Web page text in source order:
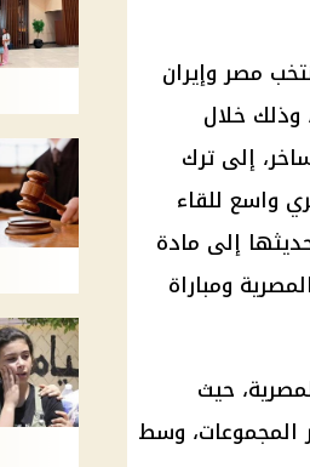
مصر وإيران
وذلك خلال
إلى ترك
واسع للقاء
إلى مادة
ومباراة
حيث
المجموعات، وسط